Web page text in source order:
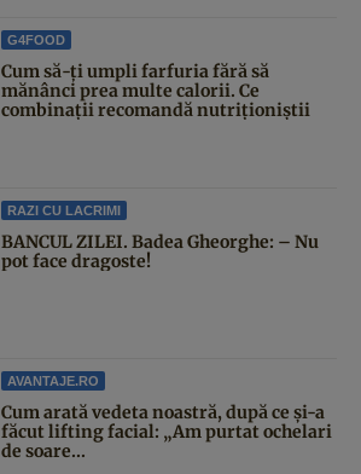
G4FOOD
Cum să-ți umpli farfuria fără să
mănânci prea multe calorii. Ce
combinații recomandă nutriționiștii
RAZI CU LACRIMI
BANCUL ZILEI. Badea Gheorghe: – Nu
pot face dragoste!
AVANTAJE.RO
Cum arată vedeta noastră, după ce și-a
făcut lifting facial: „Am purtat ochelari
de soare...